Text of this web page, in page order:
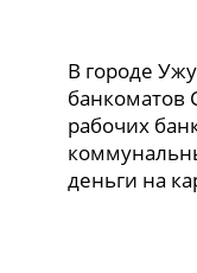
В городе
банкоматов
рабочих
деньги на